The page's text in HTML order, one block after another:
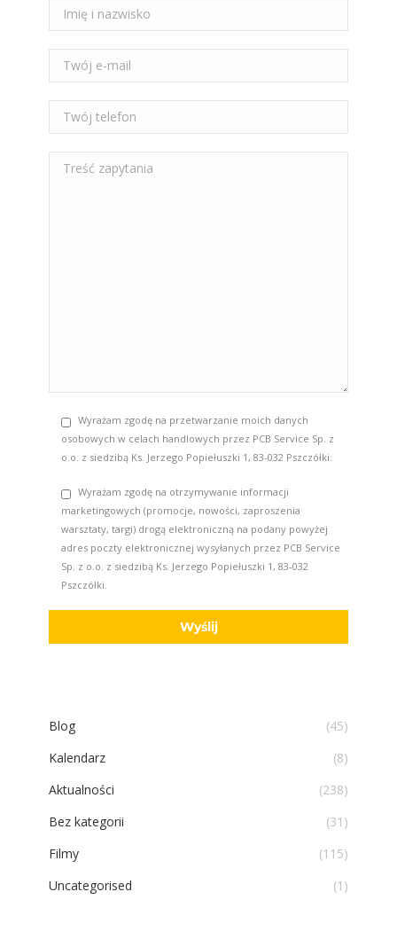
Wyrażam zgodę na przetwarzanie moich danych
osobowych w celach handlowych przez PCB Service Sp. z
o.o. z siedzibą Ks. Jerzego Popiełuszki 1, 83-032 Pszczółki.
Wyrażam zgodę na otrzymywanie informacji
marketingowych (promocje, nowości, zaproszenia
warsztaty, targi) drogą elektroniczną na podany powyżej
adres poczty elektronicznej wysyłanych przez PCB Service
Sp. z o.o. z siedzibą Ks. Jerzego Popiełuszki 1, 83-032
Pszczółki.
Blog
(45)
Kalendarz
(8)
Aktualności
(238)
Bez kategorii
(31)
Filmy
(115)
Uncategorised
(1)